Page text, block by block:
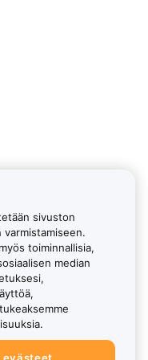
sivuston
toiminnallisia,
median